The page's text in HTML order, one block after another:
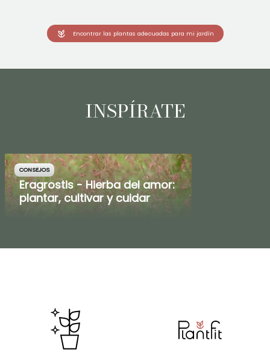
Encontrar las plantas adecuadas para mi jardín
INSPÍRATE
CONSEJOS
Eragrostis - Hierba del amor:
plantar, cultivar y cuidar